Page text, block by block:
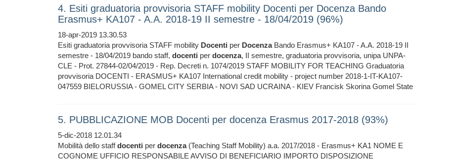
4. Esiti graduatoria provvisoria STAFF mobility Docenti per Docenza Bando
Erasmus+ KA107 - A.A. 2018-19 II semestre - 18/04/2019 (96%)
18-apr-2019 13.30.53
Esiti graduatoria provvisoria STAFF mobility Docenti per DocenzaBando Erasmus+ KA107 - A.A. 2018-19 II
semestre - 18/04/2019 bando staff, docenti per docenza, II semestre, graduatoria provvisoria, unipa UNPA-
CLE - Prot. 27844-02/04/2019 - Rep. Decreti n. 1074/2019 STAFF MOBILITY FOR TEACHING Graduatoria
provvisoria DOCENTI - ERASMUS+ KA107 International credit mobility - project number 2018-1-IT-KA107-
047559 BIELORUSSIA - GOMEL CITY SERBIA - NOVI SAD UCRAINA - KIEV Francisk Skorina Gomel State
5. PUBBLICAZIONE MOB Docenti per docenza Erasmus 2017-2018 (93%)
5-dic-2018 12.01.34
Mobilità dello staffdocenti per docenza(Teaching Staff Mobility) a.a. 2017/2018 - Erasmus+ KA1 NOME E
COGNOME UFFICIO RESPONSABILE AVVISO DI BENEFICIARIO IMPORTO DISPOSIZIONE